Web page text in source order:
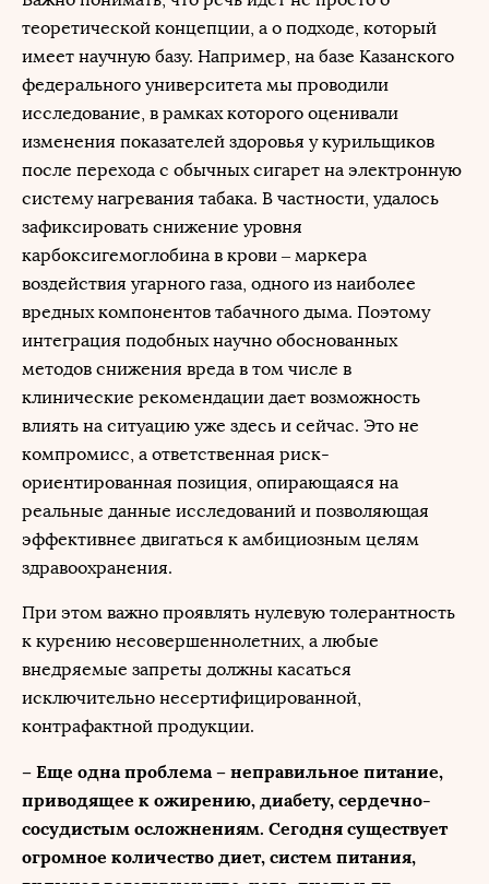
теоретической концепции, а о подходе, который
имеет научную базу. Например, на базе Казанского
федерального университета мы проводили
исследование, в рамках которого оценивали
изменения показателей здоровья у курильщиков
после перехода с обычных сигарет на электронную
систему нагревания табака. В частности, удалось
зафиксировать снижение уровня
карбоксигемоглобина в крови – маркера
воздействия угарного газа, одного из наиболее
вредных компонентов табачного дыма. Поэтому
интеграция подобных научно обоснованных
методов снижения вреда в том числе в
клинические рекомендации дает возможность
влиять на ситуацию уже здесь и сейчас. Это не
компромисс, а ответственная риск-
ориентированная позиция, опирающаяся на
реальные данные исследований и позволяющая
эффективнее двигаться к амбициозным целям
здравоохранения.
При этом важно проявлять нулевую толерантность
к курению несовершеннолетних, а любые
внедряемые запреты должны касаться
исключительно несертифицированной,
контрафактной продукции.
– Еще одна проблема – неправильное питание,
приводящее к ожирению, диабету, сердечно-
сосудистым осложнениям. Сегодня существует
огромное количество диет, систем питания,